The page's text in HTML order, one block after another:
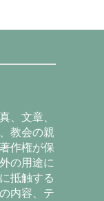
、文章、
教会の親
作権が保
の用途に
抵触する
内容、テ